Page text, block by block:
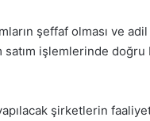
şeffaf olması ve
satım işlemlerinde
şirketlerin